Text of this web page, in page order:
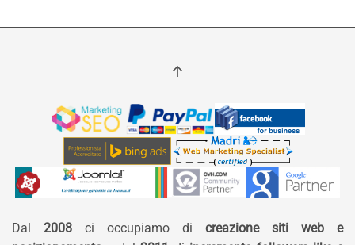
Dal 2008 ci occupiamo di creazione siti web e